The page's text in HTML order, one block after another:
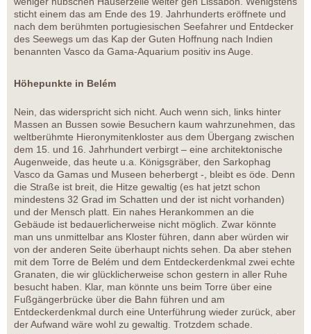
sticht einem das am Ende des 19. Jahrhunderts eröffnete und
nach dem berühmten portugiesischen Seefahrer und Entdecker
des Seewegs um das Kap der Guten Hoffnung nach Indien
benannten Vasco da Gama-Aquarium positiv ins Auge.
Höhepunkte in Belém
Nein, das widerspricht sich nicht. Auch wenn sich, links hinter
Massen an Bussen sowie Besuchern kaum wahrzunehmen, das
weltberühmte Hieronymitenkloster aus dem Übergang zwischen
dem 15. und 16. Jahrhundert verbirgt – eine architektonische
Augenweide, das heute u.a. Königsgräber, den Sarkophag
Vasco da Gamas und Museen beherbergt -, bleibt es öde. Denn
die Straße ist breit, die Hitze gewaltig (es hat jetzt schon
mindestens 32 Grad im Schatten und der ist nicht vorhanden)
und der Mensch platt. Ein nahes Herankommen an die
Gebäude ist bedauerlicherweise nicht möglich. Zwar könnte
man uns unmittelbar ans Kloster führen, dann aber würden wir
von der anderen Seite überhaupt nichts sehen. Da aber stehen
mit dem Torre de Belém und dem Entdeckerdenkmal zwei echte
Granaten, die wir glücklicherweise schon gestern in aller Ruhe
besucht haben. Klar, man könnte uns beim Torre über eine
Fußgängerbrücke über die Bahn führen und am
Entdeckerdenkmal durch eine Unterführung wieder zurück, aber
der Aufwand wäre wohl zu gewaltig. Trotzdem schade.